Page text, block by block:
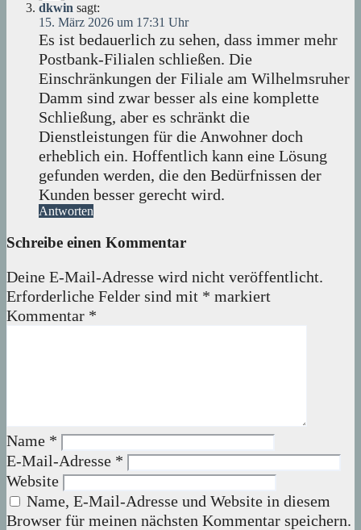
dkwin sagt:
15. März 2026 um 17:31 Uhr
Es ist bedauerlich zu sehen, dass immer mehr
Postbank-Filialen schließen. Die
Einschränkungen der Filiale am Wilhelmsruher
Damm sind zwar besser als eine komplette
Schließung, aber es schränkt die
Dienstleistungen für die Anwohner doch
erheblich ein. Hoffentlich kann eine Lösung
gefunden werden, die den Bedürfnissen der
Kunden besser gerecht wird.
Antworten
Schreibe einen Kommentar
Deine E-Mail-Adresse wird nicht veröffentlicht.
Erforderliche Felder sind mit * markiert
Kommentar *
Name *
E-Mail-Adresse *
Website
Name, E-Mail-Adresse und Website in diesem
Browser für meinen nächsten Kommentar speichern.